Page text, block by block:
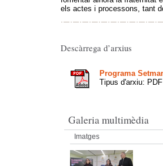
els actes i processons, tant
Descàrrega d’arxius
Programa
Tipus d'arxiu:
Galeria multimèdia
Imatges